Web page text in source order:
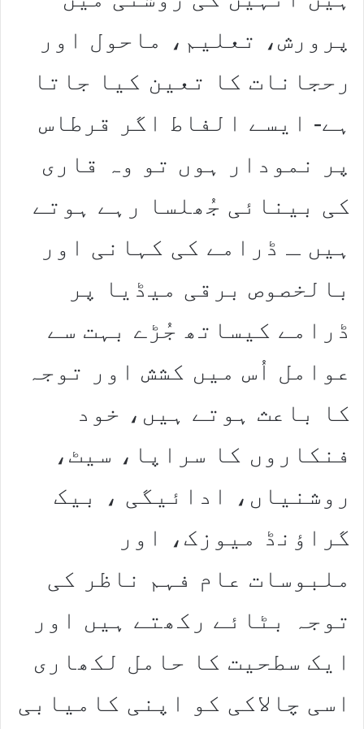
پرورش، تعلیم، ماحول اور
رحجانات کا تعین کیا جاتا
ہے- ایسے الفاط اگر قرطاس
پر نمودار ہوں تو وہ قاری
کی بینائی جُھلسا رہے ہوتے
ہیں ـ ڈرامے کی کہانی اور
بالخصوص برقی میڈیا پر
ڈرامے کیساتھ جُڑے بہت سے
عوامل اُس میں کشش اور توجہ
کا باعث ہوتے ہیں، خود
فنکاروں کا سراپا، سیٹ،
روشنیاں، ادائیگی ، بیک
گراؤنڈ میوزک، اور
ملبوسات عام فہم ناظر کی
توجہ بٹائے رکھتے ہیں اور
ایک سطحیت کا حامل لکھاری
اسی چالاکی کو اپنی کامیابی